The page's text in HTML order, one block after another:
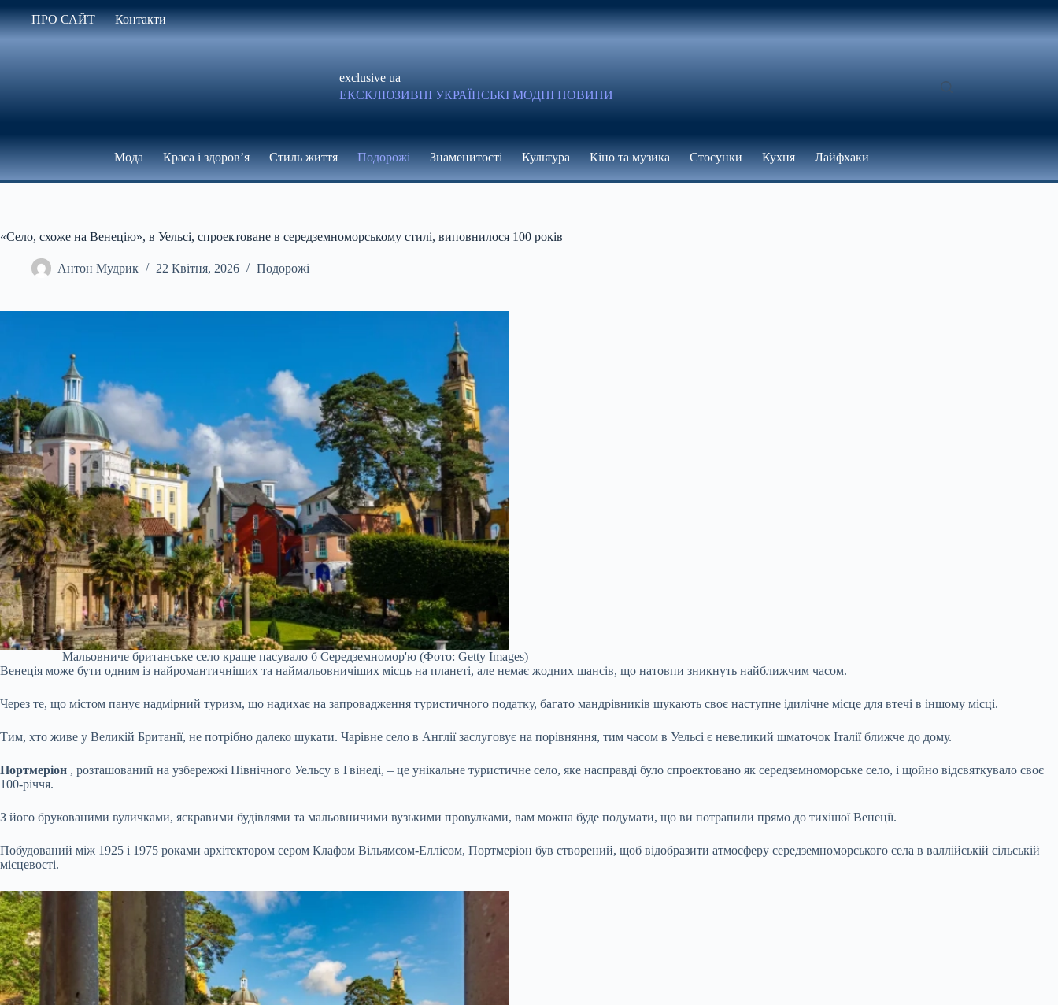
до
вмісту
ПРО САЙТ Контакти
exclusive ua
ЕКСКЛЮЗИВНІ УКРАЇНСЬКІ МОДНІ НОВИНИ
Мода Краса і здоров’я Стиль життя Подорожі Знаменитості Культура Кіно та музика Стосунки Кухня Лайфхаки
«Село, схоже на Венецію», в Уельсі, спроектоване в середземноморському стилі, виповнилося 100 років
Антон Мудрик 22 Квітня, 2026 Подорожі
Мальовниче британське село краще пасувало б Середземномор'ю (Фото: Getty Images)
Венеція може бути одним із найромантичніших та наймальовничіших місць на планеті, але немає жодних шансів, що натовпи зникнуть найближчим часом.
Через те, що містом панує надмірний туризм, що надихає на запровадження туристичного податку, багато мандрівників шукають своє наступне ідилічне місце для втечі в іншому місці.
Тим, хто живе у Великій Британії, не потрібно далеко шукати. Чарівне село в Англії заслуговує на порівняння, тим часом в Уельсі є невеликий шматочок Італії ближче до дому.
Портмеріон , розташований на узбережжі Північного Уельсу в Гвінеді, – це унікальне туристичне село, яке насправді було спроектовано як середземноморське село, і щойно відсвяткувало своє
100-річчя.
З його брукованими вуличками, яскравими будівлями та мальовничими вузькими провулками, вам можна буде подумати, що ви потрапили прямо до тихішої Венеції.
Побудований між 1925 і 1975 роками архітектором сером Клафом Вільямсом-Еллісом, Портмеріон був створений, щоб відобразити атмосферу середземноморського села в валлійській сільській
місцевості.